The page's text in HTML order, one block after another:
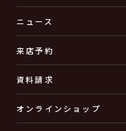
ニュース
来店予約
資料請求
オンラインショップ